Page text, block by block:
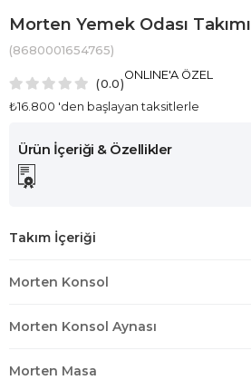
Morten Yemek Odası Takımı
(8680001654765)
0.0
₺16.800 'den başlayan taksitlerle
ONLINE'A ÖZEL
Morten Konsol
Morten Konsol Aynası
Morten Masa